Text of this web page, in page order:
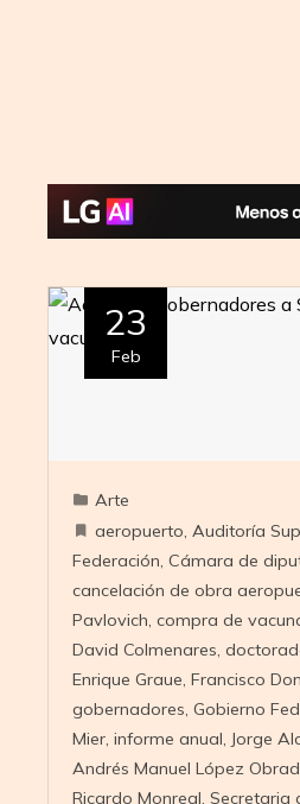
23
Feb
Arte
aeropuerto, Auditoría
Federación, Cámara de
cancelación de obra
Pavlovich, compra de
David Colmenares,
Enrique Graue, Francisco
gobernadores, Gobierno
Mier, informe anual, Jorge
Andrés Manuel López
Ricardo Monreal, Secretaria